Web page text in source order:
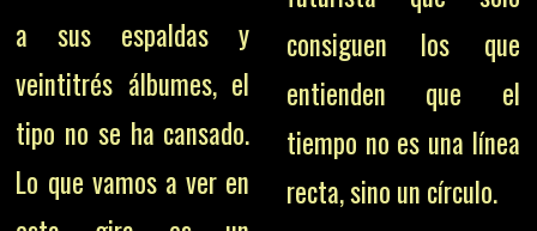
a sus espaldas y
veintitrés álbumes, el
tipo no se ha cansado.
Lo que vamos a ver en
consiguen los que
entienden que el
tiempo no es una línea
recta, sino un círculo.